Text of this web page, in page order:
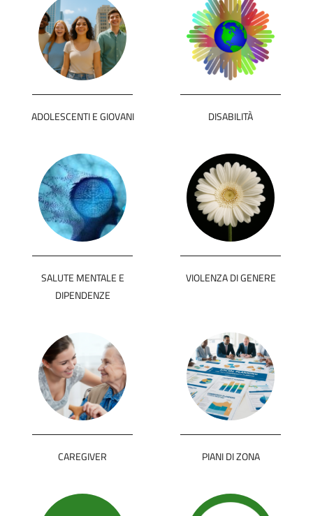
ADOLESCENTI E GIOVANI DISABILITÀ
SALUTE MENTALE E
DIPENDENZE
VIOLENZA DI GENERE
CAREGIVER PIANI DI ZONA